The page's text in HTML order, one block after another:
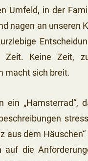
Umfeld, in der
nagen an unseren
Zeit. Keine Zeit,
macht sich breit.
ein
aus dem
auf die